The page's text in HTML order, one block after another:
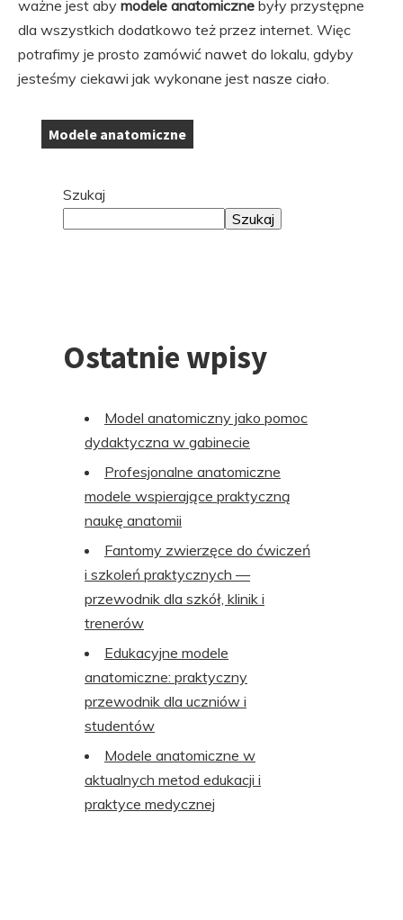
ważne jest aby modele anatomiczne były przystępne
dla wszystkich dodatkowo też przez internet. Więc
potrafimy je prosto zamówić nawet do lokalu, gdyby
jesteśmy ciekawi jak wykonane jest nasze ciało.
Tagi:
Modele anatomiczne
PrzejdźSzukaj
Szukaj
Ostatnie wpisy
Model anatomiczny jako pomoc
dydaktyczna w gabinecie
Profesjonalne anatomiczne
modele wspierające praktyczną
naukę anatomii
Fantomy zwierzęce do ćwiczeń
i szkoleń praktycznych —
przewodnik dla szkół, klinik i
trenerów
Edukacyjne modele
anatomiczne: praktyczny
przewodnik dla uczniów i
studentów
Modele anatomiczne w
aktualnych metod edukacji i
praktyce medycznej